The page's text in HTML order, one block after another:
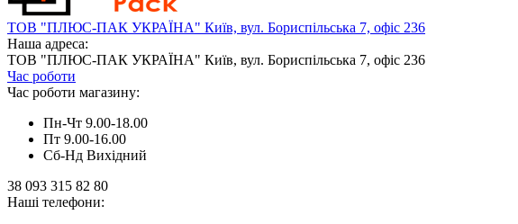
ТОВ "ПЛЮС-ПАК УКРАЇНА" Київ, вул. Бориспільська 7, офіс 236
Наша адреса:
ТОВ "ПЛЮС-ПАК УКРАЇНА" Київ, вул. Бориспільська 7, офіс 236
Час роботи
Час роботи магазину:
Пн-Чт 9.00-18.00
Пт 9.00-16.00
Сб-Нд Вихідний
38 093 315 82 80
Наші телефони: